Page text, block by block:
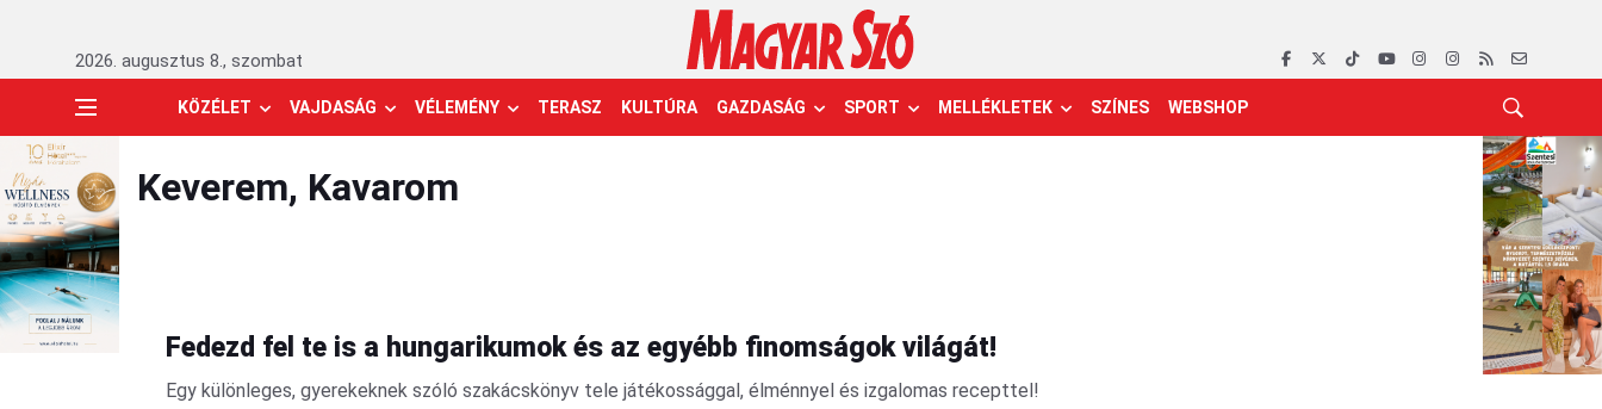
2026. augusztus 8., szombat
KÖZÉLET VAJDASÁG VÉLEMÉNY TERASZ KULTÚRA GAZDASÁG SPORT MELLÉKLETEK SZÍNES WEBSHOP
Keverem, Kavarom
Fedezd fel te is a hungarikumok és az egyébb finomságok világát!
Egy különleges, gyerekeknek szóló szakácskönyv tele játékossággal, élménnyel és izgalomas recepttel!